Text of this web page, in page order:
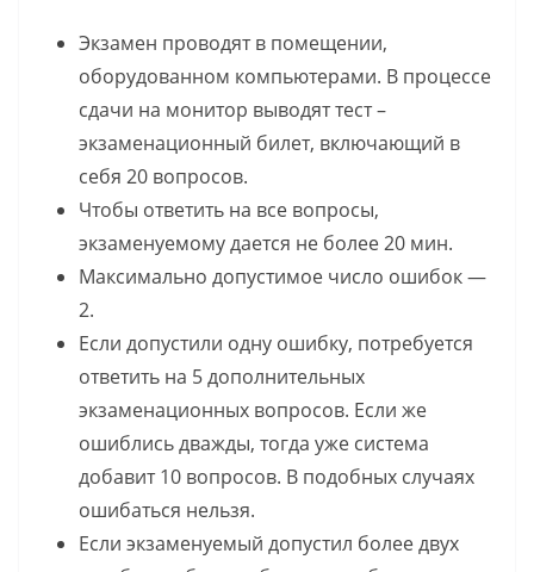
Экзамен проводят в помещении,
оборудованном компьютерами. В процессе
сдачи на монитор выводят тест –
экзаменационный билет, включающий в
себя 20 вопросов.
Чтобы ответить на все вопросы,
экзаменуемому дается не более 20 мин.
Максимально допустимое число ошибок —
2.
Если допустили одну ошибку, потребуется
ответить на 5 дополнительных
экзаменационных вопросов. Если же
ошиблись дважды, тогда уже система
добавит 10 вопросов. В подобных случаях
ошибаться нельзя.
Если экзаменуемый допустил более двух